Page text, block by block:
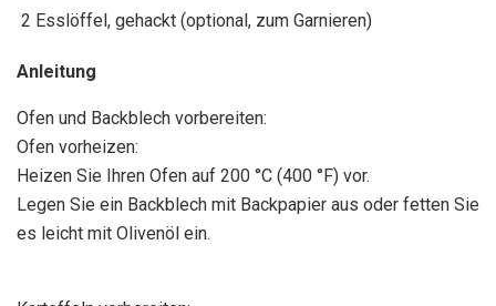
2 Esslöffel, gehackt (optional, zum Garnieren)
Anleitung
Ofen und Backblech vorbereiten:
Ofen vorheizen:
Heizen Sie Ihren Ofen auf 200 °C (400 °F) vor.
Legen Sie ein Backblech mit Backpapier aus oder fetten Sie
es leicht mit Olivenöl ein.